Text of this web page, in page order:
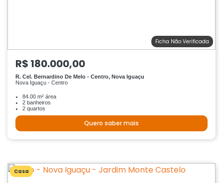
Ficha Não Verificada
R$ 180.000,00
R. Cel. Bernardino De Melo - Centro, Nova Iguaçu
Nova Iguaçu - Centro
84.00 m² área
2 banheiros
2 quartos
Quero saber mais
Casa